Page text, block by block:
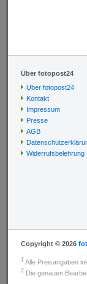
Über fotopost24
Über fotopost24
Kontakt
Impressum
Presse
AGB
Widerrufsbelehrung
Copyright © 2026
1 Alle Preisangaben
2 Die genauen